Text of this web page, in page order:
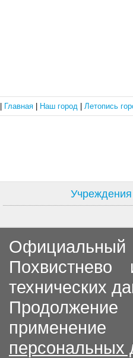
Главная Наш город Летопись
Учреждения
технических
персональных